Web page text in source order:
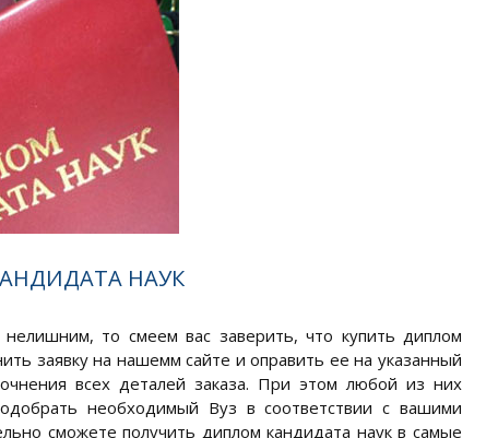
НАУК
то смеем вас заверить, что купить диплом
заявку на нашемм сайте и оправить ее на указанный
всех деталей заказа. При этом любой из них
необходимый Вуз в соответствии с вашими
сможете получить диплом кандидата наук в самые